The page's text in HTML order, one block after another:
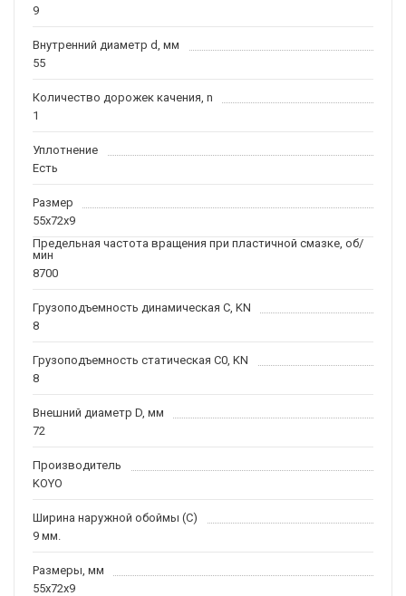
9
Внутренний диаметр d, мм
55
Количество дорожек качения, n
1
Уплотнение
Есть
Размер
55x72x9
Предельная частота вращения при пластичной смазке, об/
мин
8700
Грузоподъемность динамическая C, KN
8
Грузоподъемность статическая C0, KN
8
Внешний диаметр D, мм
72
Производитель
KOYO
Ширина наружной обоймы (C)
9 мм.
Размеры, мм
55x72x9